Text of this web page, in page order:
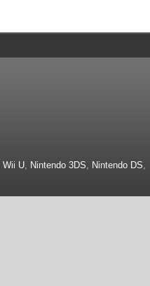
Wii U, Nintendo 3DS, Nintendo DS,